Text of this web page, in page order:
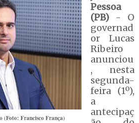
(Foto: Francisco França)
Pessoa
(PB)- O
governad
or Lucas
Ribeiro
anunciou
, nesta
segunda-
feira (1º),
a
antecipaç